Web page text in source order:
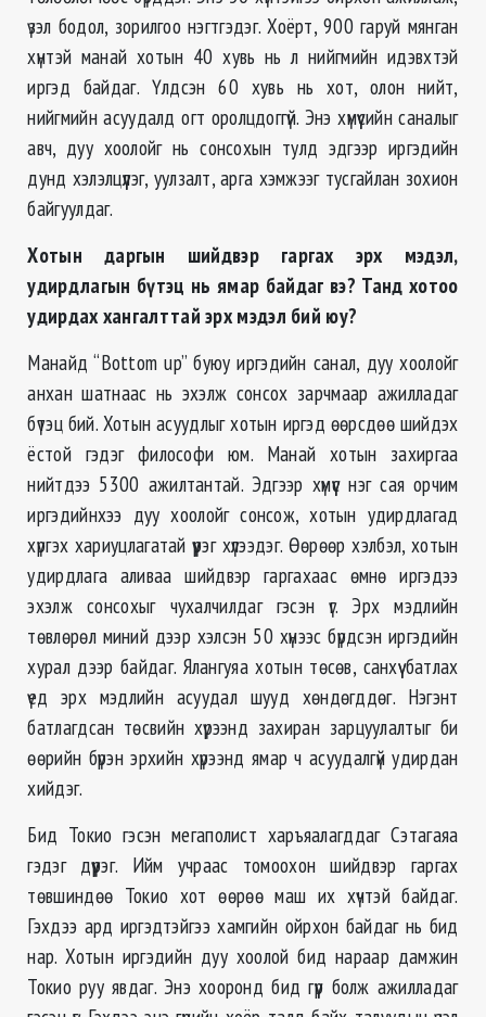
үзэл бодол, зорилгоо нэгтгэдэг. Хоёрт, 900 гаруй мянган
хүнтэй манай хотын 40 хувь нь л нийгмийн идэвхтэй
иргэд байдаг. Үлдсэн 60 хувь нь хот, олон нийт,
нийгмийн асуудалд огт оролцдоггүй. Энэ хүмүүсийн саналыг
авч, дуу хоолойг нь сонсохын тулд эдгээр иргэдийн
дунд хэлэлцүүлэг, уулзалт, арга хэмжээг тусгайлан зохион
байгуулдаг.
Хотын даргын шийдвэр гаргах эрх мэдэл,
удирдлагын бүтэц нь ямар байдаг вэ? Танд хотоо
удирдах хангалттай эрх мэдэл бий юу?
Манайд “Bottom up” буюу иргэдийн санал, дуу хоолойг
анхан шатнаас нь эхэлж сонсох зарчмаар ажилладаг
бүтэц бий. Хотын асуудлыг хотын иргэд өөрсдөө шийдэх
ёстой гэдэг философи юм. Манай хотын захиргаа
нийтдээ 5300 ажилтантай. Эдгээр хүмүүс нэг сая орчим
иргэдийнхээ дуу хоолойг сонсож, хотын удирдлагад
хүргэх хариуцлагатай үүрэг хүлээдэг. Өөрөөр хэлбэл, хотын
удирдлага аливаа шийдвэр гаргахаас өмнө иргэдээ
эхэлж сонсохыг чухалчилдаг гэсэн үг. Эрх мэдлийн
төвлөрөл миний дээр хэлсэн 50 хүнээс бүрдсэн иргэдийн
хурал дээр байдаг. Ялангуяа хотын төсөв, санхүү батлах
үед эрх мэдлийн асуудал шууд хөндөгддөг. Нэгэнт
батлагдсан төсвийн хүрээнд захиран зарцуулалтыг би
өөрийн бүрэн эрхийн хүрээнд ямар ч асуудалгүй удирдан
хийдэг.
Бид Токио гэсэн мегаполист харъяалагддаг Сэтагаяа
гэдэг дүүрэг. Ийм учраас томоохон шийдвэр гаргах
төвшиндөө Токио хот өөрөө маш их хүчтэй байдаг.
Гэхдээ ард иргэдтэйгээ хамгийн ойрхон байдаг нь бид
нар. Хотын иргэдийн дуу хоолой бид нараар дамжин
Токио руу явдаг. Энэ хооронд бид гүүр болж ажилладаг